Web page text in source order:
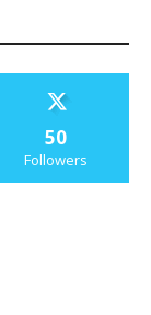
50
Followers